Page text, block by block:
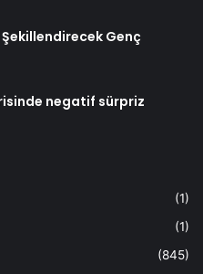
Şekillendirecek Genç
negatif sürpriz
(1)
(1)
(845)